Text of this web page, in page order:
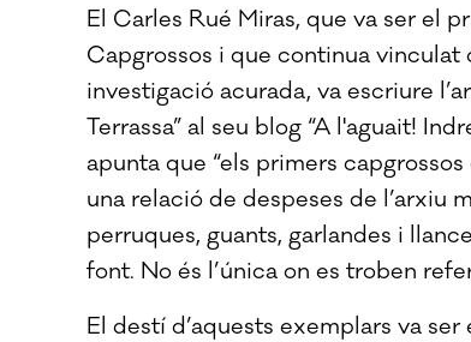
El Carles Rué Miras, que va ser el
Capgrossos i que continua vinculat
investigació acurada, va escriure
Terrassa” al seu blog “A l'aguait!
apunta que “els primers
una relació de despeses de l’arxiu
perruques, guants, garlandes i
font. No és l’única on es troben
El destí d’aquests exemplars va